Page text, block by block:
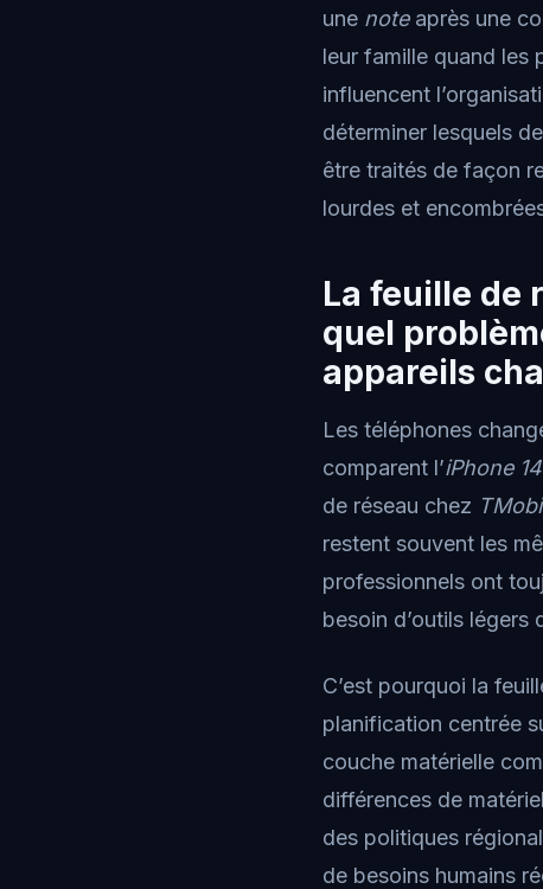
une noteaprès une
leur famille quand les
influencent
déterminer lesquels
être traités de façon
lourdes et
La feuille de
quel
appareils
Les téléphones
comparent l’iPhone
de réseau chez
restent souvent les
professionnels ont
besoin d’outils légers
C’est pourquoi la
planification centrée
couche matérielle
différences de
des politiques
de besoins humains